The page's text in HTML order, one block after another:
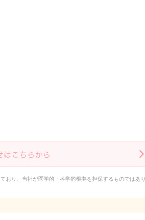
おり、当社が医学的・科学的根拠を担保するものではあり